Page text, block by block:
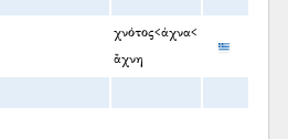
χνότος<άχνα<
ἄχνη